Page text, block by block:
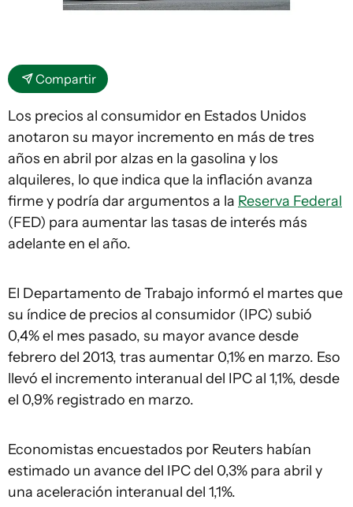
Compartir
Los precios al consumidor en Estados Unidos
anotaron su mayor incremento en más de tres
años en abril por alzas en la gasolina y los
alquileres, lo que indica que la inflación avanza
firme y podría dar argumentos a la Reserva Federal
(FED) para aumentar las tasas de interés más
adelante en el año.
El Departamento de Trabajo informó el martes que
su índice de precios al consumidor (IPC) subió
0,4% el mes pasado, su mayor avance desde
febrero del 2013, tras aumentar 0,1% en marzo. Eso
llevó el incremento interanual del IPC al 1,1%, desde
el 0,9% registrado en marzo.
Economistas encuestados por Reuters habían
estimado un avance del IPC del 0,3% para abril y
una aceleración interanual del 1,1%.